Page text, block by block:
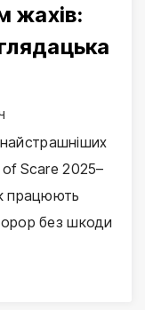
жахів:
of Scare 2025–
працюють
без шкоди